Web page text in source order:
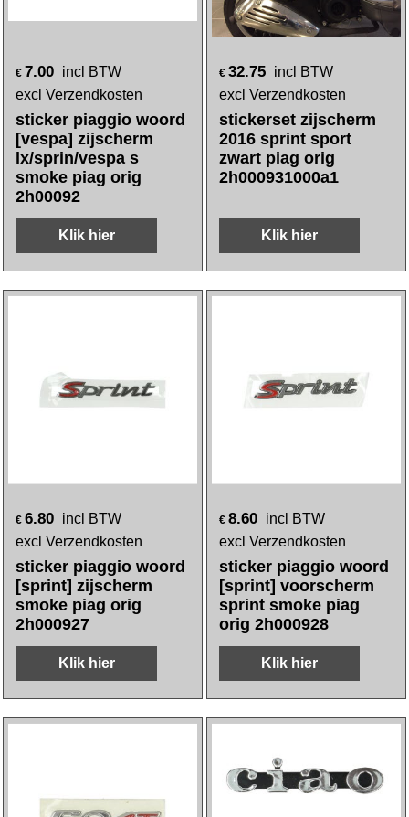
€ 7.00 incl BTW
excl Verzendkosten
sticker piaggio woord
[vespa] zijscherm
lx/sprin/vespa s
smoke piag orig
2h00092
Klik hier
€ 32.75 incl BTW
excl Verzendkosten
stickerset zijscherm
2016 sprint sport
zwart piag orig
2h000931000a1
Klik hier
€ 6.80 incl BTW
excl Verzendkosten
sticker piaggio woord
[sprint] zijscherm
smoke piag orig
2h000927
Klik hier
€ 8.60 incl BTW
excl Verzendkosten
sticker piaggio woord
[sprint] voorscherm
sprint smoke piag
orig 2h000928
Klik hier